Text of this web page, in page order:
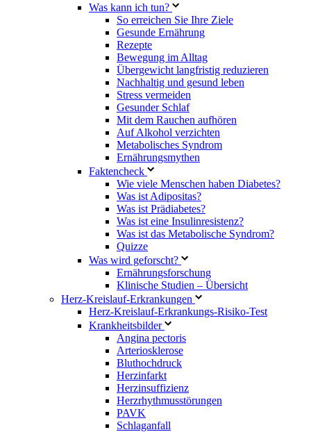
Was kann ich tun?
So erreichen Sie Ihre Ziele
Gesunde Ernährung
Rezepte
Bewegung im Alltag
Übergewicht langfristig reduzieren
Nachhaltig und gesund leben
Stress vermeiden
Gesunder Schlaf
Mit dem Rauchen aufhören
Auf Alkohol verzichten
Metabolisches Syndrom
Ernährungsmythen
Faktencheck
Wie viele Menschen haben Diabetes?
Was ist Adipositas?
Was ist Prädiabetes?
Was ist eine Insulinresistenz?
Was ist das Metabolische Syndrom?
Quizze
Was wird geforscht?
Ernährungsforschung
Klinische Studien – Übersicht
Herz-Kreislauf-Erkrankungen
Herz-Kreislauf-Erkrankungs-Risiko-Test
Krankheitsbilder
Angina pectoris
Arteriosklerose
Bluthochdruck
Herzinfarkt
Herzinsuffizienz
Herzrhythmusstörungen
PAVK
Schlaganfall